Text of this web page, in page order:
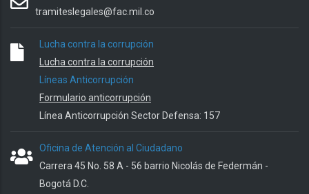
tramiteslegales@fac.mil.co
Lucha contra la corrupción
Lucha contra la corrupción
Líneas Anticorrupción
Formulario anticorrupción
Línea Anticorrupción Sector Defensa: 157
Oficina de Atención al Ciudadano
Carrera 45 No. 58 A - 56 barrio Nicolás de Federmán -
Bogotá D.C.